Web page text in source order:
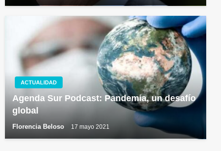
ACTUALIDAD
Agenda Sur Podcast: Pandemia, un desafío
global
Florencia Beloso 17 mayo 2021